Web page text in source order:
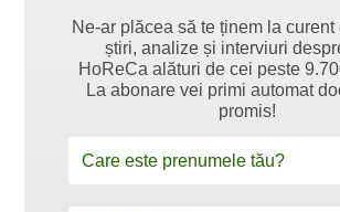
Ne-ar plăcea să te ținem la
știri, analize și interviuri
HoReCa alături de cei peste
La abonare vei primi automat
promis!